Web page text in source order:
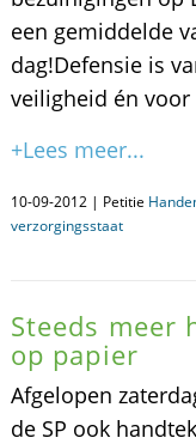
een gemiddelde
dag!Defensie is
veiligheid én
+Lees meer...
10-09-2012 | Petitie
verzorgingsstaat
Steeds meer
op papier
Afgelopen
de SP ook